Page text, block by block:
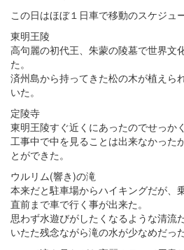
この日はほぼ１日車で移動のスケジュー
東明王陵
高句麗の初代王、朱蒙の陵墓で世界文
た。
済州島から持ってきた松の木が植えら
いた。
定陵寺
東明王陵すぐ近くにあったのでせっか
工事中で中を見ることは出来なかった
とができた。
ウルリム(響き)の滝
本来だと駐車場からハイキングだが、
直前まで車で行く事が出来た。
思わず水遊びがしたくなるような清流
いたた残念ながら滝の水が少なめだった